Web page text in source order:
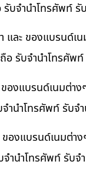
บจำนำโทรศัพท์ รั
และ ของแบรนด์เ
อ รับจำนำโทรศัพ
องแบรนด์เนมต่าง
ำนำโทรศัพท์ รับจ
องแบรนด์เนมต่า
ำนำโทรศัพท์ รับจ